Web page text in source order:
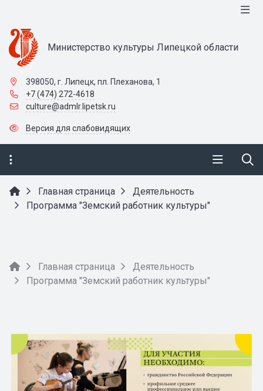
Министерство культуры Липецкой области
398050, г. Липецк, пл. Плеханова, 1
+7 (474) 272-4618
culture@admlr.lipetsk.ru
Версия для слабовидящих
Главная страница
Деятельность
Программа "Земский работник культуры"
Главная страница
Деятельность
Программа "Земский работник культуры"